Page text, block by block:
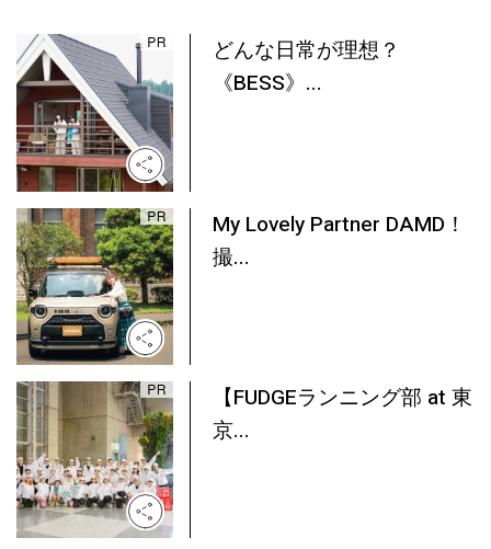
どんな日常が理想？
《BESS》...
My Lovely Partner DAMD！
撮...
【FUDGEランニング部 at 東
京...